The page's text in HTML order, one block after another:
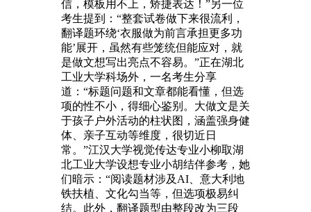
信，模板用不上，矫捷表达！”另一位
考生提到：“整套试卷做下来很流利，
翻译题环绕‘衣服做为前言承担更多功
能’展开，虽然有些笼统但能应对，就
是做文想写出亮点不容易。”正在湖北
工业大学科场外，一名考生分享
道：“标题问题和文章都能看懂，但选
项的性不小，得细心鉴别。大做文是关
于孩子户外活动的柱状图，涵盖强身健
体、亲子互动等维度，很切近日
常。”江汉大学视觉传达专业小柳取湖
北工业大学设想专业小胡结伴参考，她
们暗示：“阅读题材涉及AI、意大利地
铁扶植、文化勾当等，但选项极易纠
结。此外，翻译题型由整段改为三段